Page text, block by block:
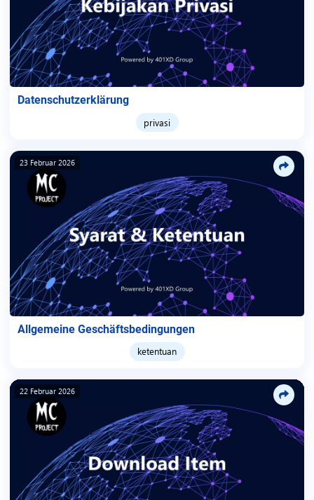
Datenschutzerklärung
privasi
23 Februar 2026
Allgemeine Geschäftsbedingungen
ketentuan
22 Februar 2026